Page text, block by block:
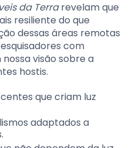
da Terrarevelam que
resiliente do que
dessas áreas remotas
com
visão sobre a
hostis.
que criam luz
adaptados a